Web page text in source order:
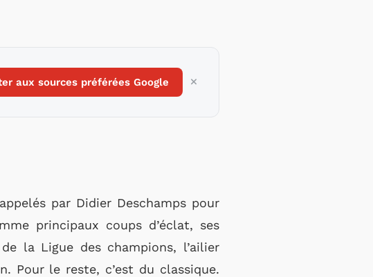
aux sources préférées Google
par Didier Deschamps pour
principaux coups d’éclat, ses
la Ligue des champions, l’ailier
Pour le reste, c’est du classique.